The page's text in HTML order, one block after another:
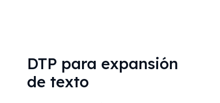
DTP para expansión
de texto